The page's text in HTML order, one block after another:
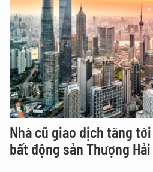
Nhà cũ giao dịch tăng
bất động sản Thượng